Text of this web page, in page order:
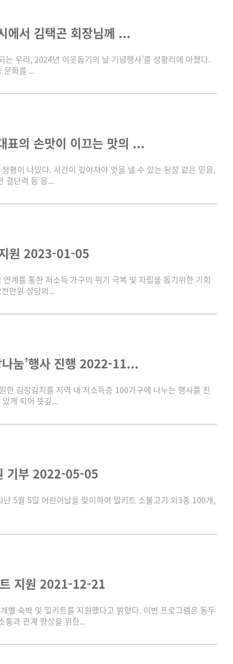
에서 김택곤 회장님께 ...
우리, 2024년 이웃돕기의 날 기념행사’를 성황리에 마쳤다.
문화를 ...
표의 손맛이 이끄는 맛의 ...
평이 나있다. 시간이 깊어져야 맛을 낼 수 있는 된장 같은 믿음,
결단력 등 음...
원 2023-01-05
계를 통한 저소득 가구의 위기 극복 및 자립을 돕기위한 기회
만원 상당의...
나눔’행사 진행 2022-11...
김장김치를 지역 내 저소득층 100가구에 나누는 행사를 진
게 되어 뜻깊...
기부 2022-05-05
5월 5일 어린이날을 맞이하여 밀키트 소불고기 외3종 100개,
지원 2021-12-21
숙박 및 밀키트를 지원했다고 밝혔다. 이번 프로그램은 동두
통과 관계 향상을 위한...